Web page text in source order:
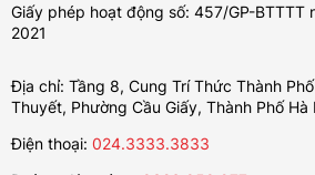
Giấy phép hoạt động số: 457/GP-BTTTT
2021
Địa chỉ: Tầng 8, Cung Trí Thức Thành
Thuyết, Phường Cầu Giấy, Thành Phố Hà
Điện thoại: 024.3333.3833